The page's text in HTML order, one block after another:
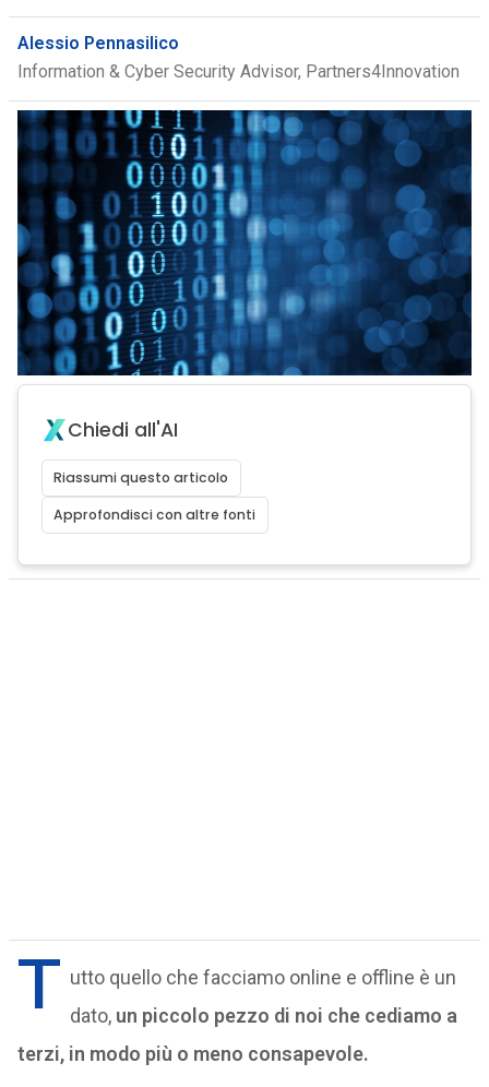
Alessio Pennasilico
Information & Cyber Security Advisor, Partners4Innovation
Chiedi all'AI
Riassumi questo articolo
Approfondisci con altre fonti
T utto quello che facciamo online e offline è un
dato, un piccolo pezzo di noi che cediamo a
terzi, in modo più o meno consapevole.